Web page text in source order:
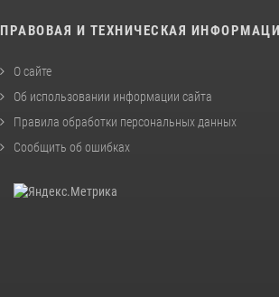
ПРАВОВАЯ И ТЕХНИЧЕСКАЯ
О сайте
Об использовании информации сайта
Правила обработки персональных данных
Сообщить об ошибках